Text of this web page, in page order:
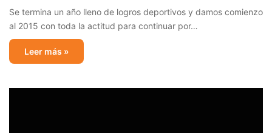
Se termina un año lleno de logros deportivos y damos comienzo
al 2015 con toda la actitud para continuar por…
Leer más »